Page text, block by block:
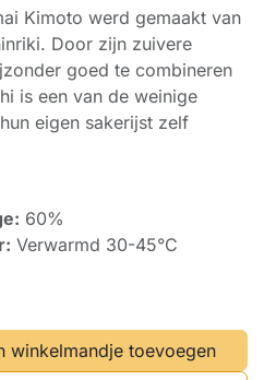
Kimoto werd gemaakt van
Door zijn zuivere
goed te combineren
is een van de weinige
eigen sakerijst zelf
60%
Verwarmd 30-45°C
winkelmandje toevoegen